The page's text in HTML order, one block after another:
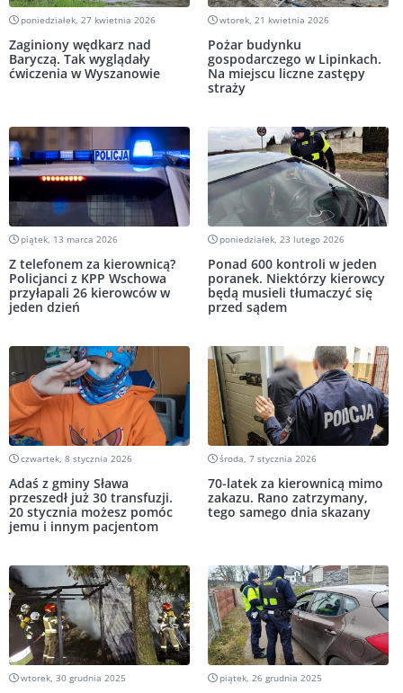
poniedziałek, 27 kwietnia 2026
Zaginiony wędkarz nad
Baryczą. Tak wyglądały
ćwiczenia w Wyszanowie
wtorek, 21 kwietnia 2026
Pożar budynku
gospodarczego w Lipinkach.
Na miejscu liczne zastępy
straży
piątek, 13 marca 2026
Z telefonem za kierownicą?
Policjanci z KPP Wschowa
przyłapali 26 kierowców w
jeden dzień
poniedziałek, 23 lutego 2026
Ponad 600 kontroli w jeden
poranek. Niektórzy kierowcy
będą musieli tłumaczyć się
przed sądem
czwartek, 8 stycznia 2026
Adaś z gminy Sława
przeszedł już 30 transfuzji.
20 stycznia możesz pomóc
jemu i innym pacjentom
środa, 7 stycznia 2026
70-latek za kierownicą mimo
zakazu. Rano zatrzymany,
tego samego dnia skazany
wtorek, 30 grudnia 2025 piątek, 26 grudnia 2025